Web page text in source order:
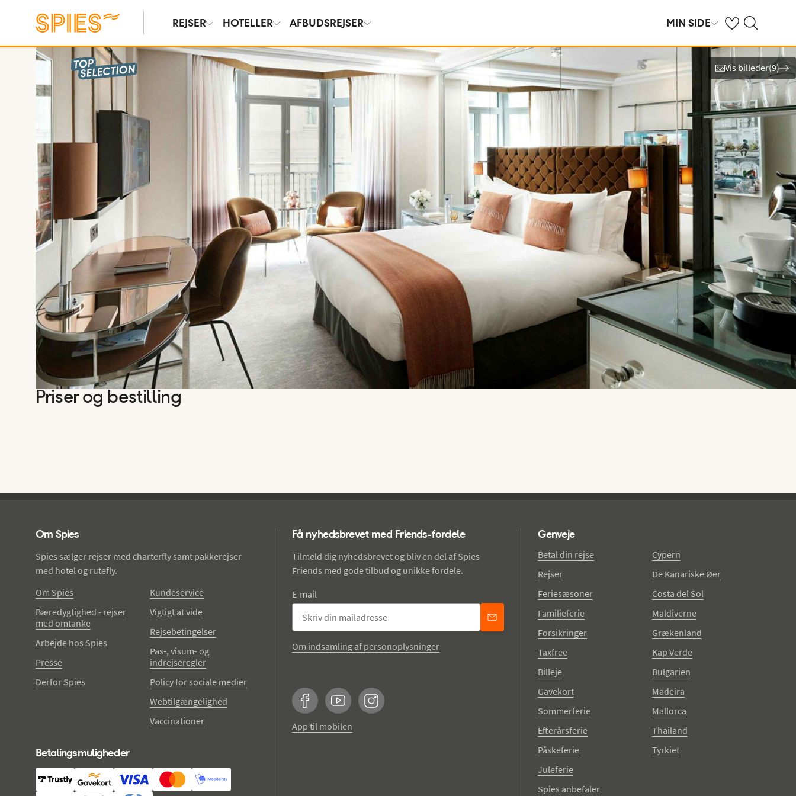
REJSER HOTELLER AFBUDSREJSER MIN SIDE Se dine gemte
Søg på spies.dk
Vis billeder
Vis billeder(9)
Priser og bestilling
Om Spies
Spies sælger rejser med charterfly samt pakkerejser
med hotel og rutefly.
Om Spies
Bæredygtighed - rejser
med omtanke
Arbejde hos Spies
Presse
Derfor Spies
Kundeservice
Vigtigt at vide
Rejsebetingelser
Pas-, visum- og
indrejseregler
Policy for sociale medier
Webtilgængelighed
Vaccinationer
Betalingsmuligheder
Få nyhedsbrevet med Friends-fordele
Tilmeld dig nyhedsbrevet og bliv en del af Spies
Friends med gode tilbud og unikke fordele.
E-mail
Om indsamling af personoplysninger
FacebookYouTubeInstagram
App til mobilen
Genveje
Betal din rejse
Rejser
Feriesæsoner
Familieferie
Forsikringer
Taxfree
Billeje
Gavekort
Sommerferie
Efterårsferie
Påskeferie
Juleferie
Spies anbefaler
Cypern
De Kanariske Øer
Costa del Sol
Maldiverne
Grækenland
Kap Verde
Bulgarien
Madeira
Mallorca
Thailand
Tyrkiet